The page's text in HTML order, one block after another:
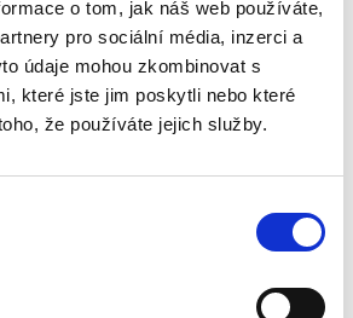
o tom, jak náš web používáte,
pro sociální média, inzerci a
údaje mohou zkombinovat s
které jste jim poskytli nebo které
že používáte jejich služby.
souvisí. Popisuje postupy při
Evropské
v českém civilním